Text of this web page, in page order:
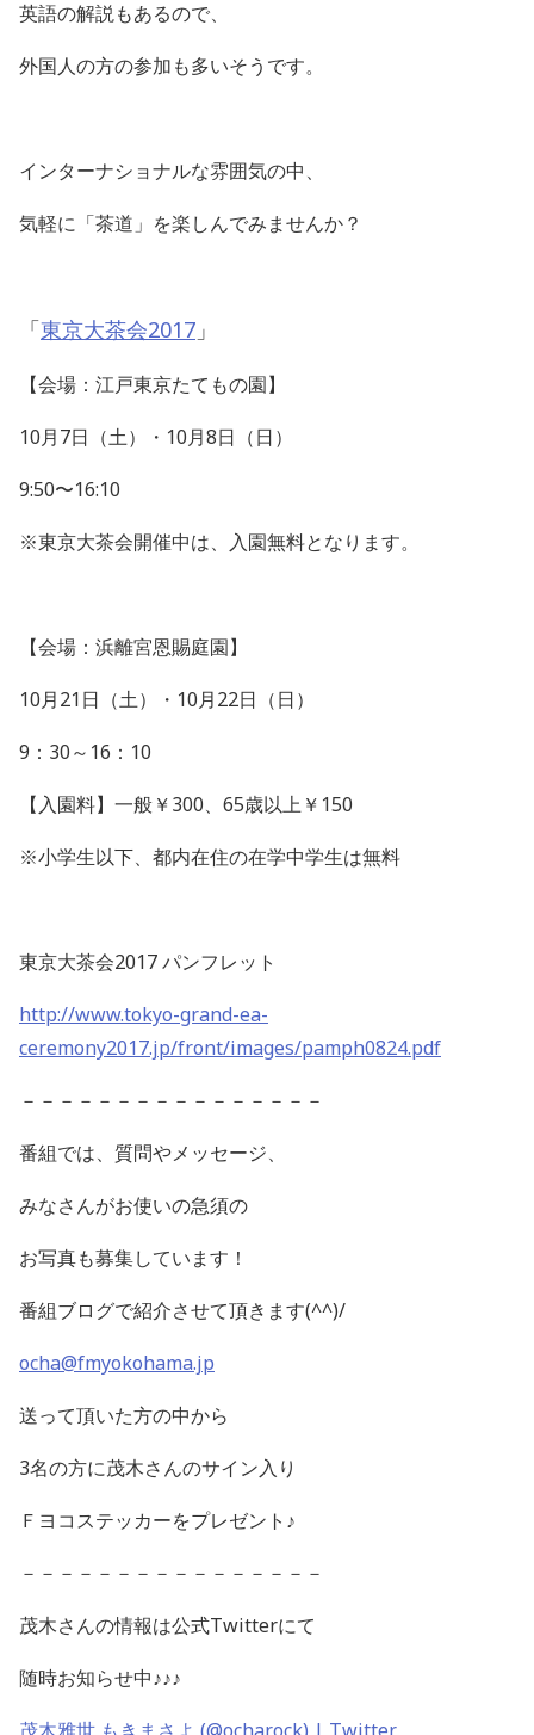
英語の解説もあるので、
外国人の方の参加も多いそうです。
インターナショナルな雰囲気の中、
気軽に「茶道」を楽しんでみませんか？
「東京大茶会2017 」
【会場：江戸東京たてもの園】
10月7日（土）・10月8日（日）
9:50〜16:10
※東京大茶会開催中は、入園無料となります。
【会場：浜離宮恩賜庭園】
10月21日（土）・10月22日（日）
9：30～16：10
【入園料】一般￥300、65歳以上￥150
※小学生以下、都内在住の在学中学生は無料
東京大茶会2017 パンフレット
http://www.tokyo-grand-ea-
ceremony2017.jp/front/images/pamph0824.pdf
－－－－－－－－－－－－－－－－
番組では、質問やメッセージ、
みなさんがお使いの急須の
お写真も募集しています！
番組ブログで紹介させて頂きます(^^)/
ocha@fmyokohama.jp
送って頂いた方の中から
3名の方に茂木さんのサイン入り
Ｆヨコステッカーをプレゼント♪
－－－－－－－－－－－－－－－－
茂木さんの情報は公式Twitterにて
随時お知らせ中♪♪♪